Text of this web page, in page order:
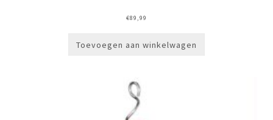
€89,99
Toevoegen aan winkelwagen